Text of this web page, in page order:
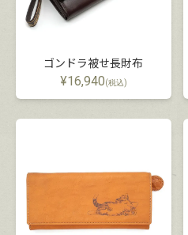
ゴンドラ被せ長財布
¥16,940(税込)